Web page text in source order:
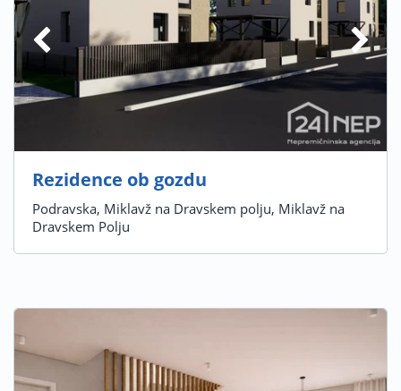
Rezidence ob gozdu
Podravska, Miklavž na Dravskem polju, Miklavž na
Dravskem Polju